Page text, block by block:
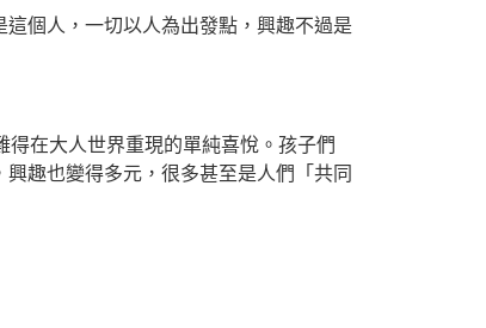
個人，一切以人為出發點，興趣不過是
在大人世界重現的單純喜悅。孩子們
趣也變得多元，很多甚至是人們「共同